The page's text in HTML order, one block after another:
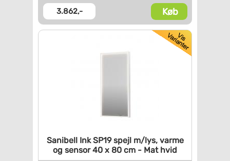
3.862,- Køb
Sanibell Ink SP19 spejl m/lys,varme
og sensor 40 x 80 cm - Mat hvid